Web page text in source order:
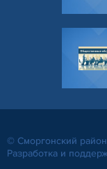
© Сморгонский
Разработка и